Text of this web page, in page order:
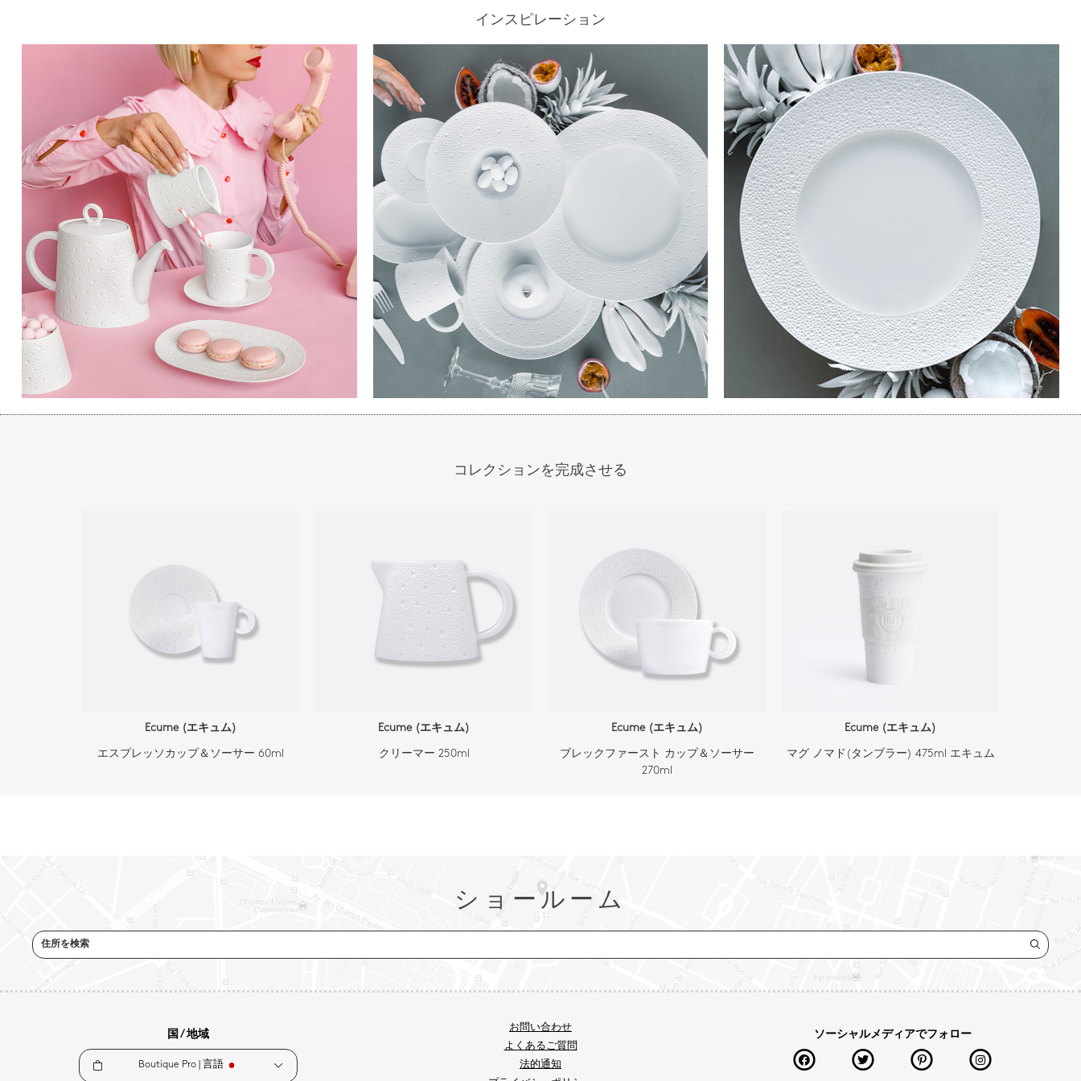
インスピレーション
コレクションを完成させる
Ecume (エキュム)
エスプレッソカップ＆ソーサー 60ml
Ecume (エキュム)
クリーマー 250ml
Ecume (エキュム)
ブレックファースト カップ＆ソーサー
270ml
Ecume (エキュム)
マグ ノマド(タンブラー) 475ml エキュム
ショールーム
住所を検索
国 / 地域
Boutique Pro | 言語
お問い合わせ
よくあるご質問
法的通知
ソーシャルメディアでフォロー